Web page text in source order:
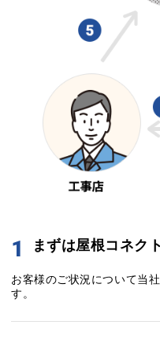
1 まずは屋根コネク
お客様のご状況について当
す。